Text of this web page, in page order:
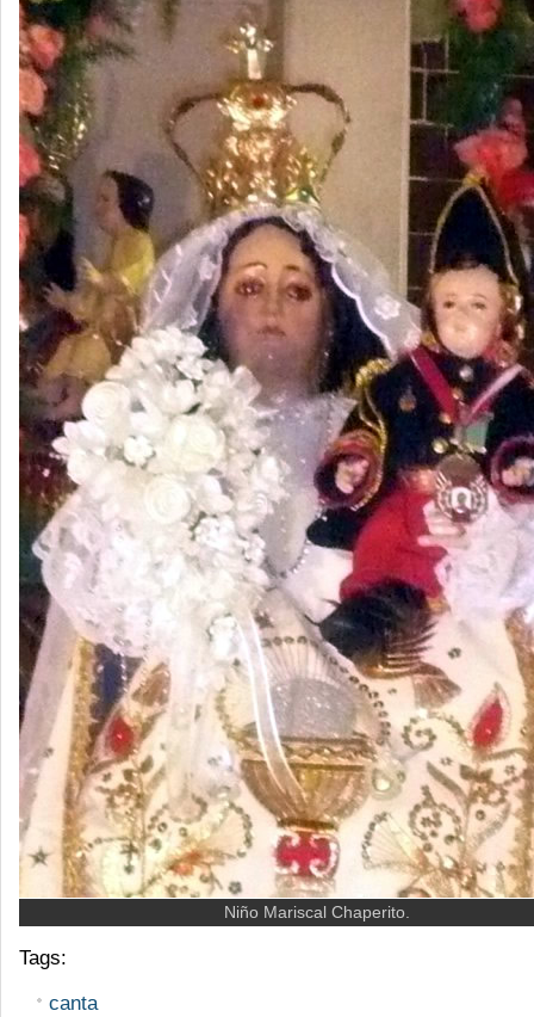
Niño Mariscal Chaperito.
Tags:
canta